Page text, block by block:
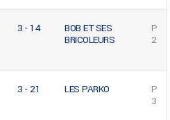
3 - 14
BOB ET SES
BRICOLEURS
P
2
3 - 21 LES PARKO
P
3